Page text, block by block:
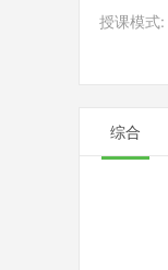
授课模式:
班型:
综合